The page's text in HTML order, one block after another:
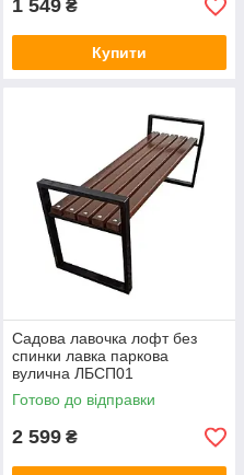
1 549 ₴
Купити
Садова лавочка лофт без
спинки лавка паркова
вулична ЛБСП01
Готово до відправки
2 599 ₴